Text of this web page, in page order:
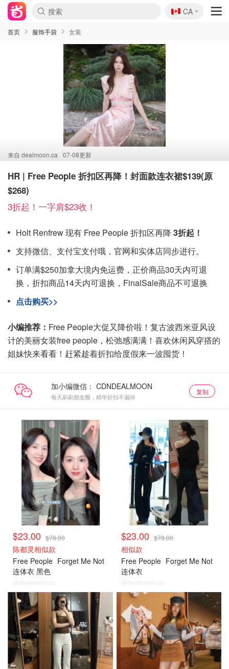
🇨🇦
CA
首页 服饰手袋 女装
来自 dealmoon.ca 07-08更新
HR | Free People 折扣区再降！封面款连衣裙$139(原
$268)
3折起！一字肩$23收！
Holt Renfrew 现有 Free People 折扣区再降 3折起！
支持微信、支付宝支付哦，官网和实体店同步进行。
订单满$250加拿大境内免运费，正价商品30天内可退
换，折扣商品14天内可退换，FinalSale商品不可退换
点击购买>>
小编推荐： Free People大促又降价啦！复古波西米亚风设
计的美丽女装free people，松弛感满满！喜欢休闲风穿搭的
姐妹快来看看！赶紧趁着折扣给度假来一波囤货！
加小编微信：
每天刷刷朋友圈，精华折扣不漏掉
复制
$23.00 $78.00
陈都灵相似款
Free People Forget Me Not
连体衣 黑色
@dealmoon.ca
$23.00 $78.00
相似款
Free People Forget Me Not
连体衣
@dealmoon.ca